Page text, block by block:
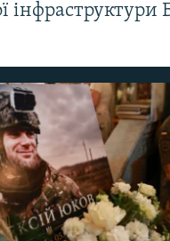
інфраструктури